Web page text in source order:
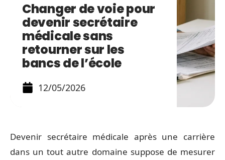
Changer de voie pour
devenir secrétaire
médicale sans
retourner sur les
bancs de l’école
12/05/2026
Devenir secrétaire médicale après une carrière
dans un tout autre domaine suppose de mesurer